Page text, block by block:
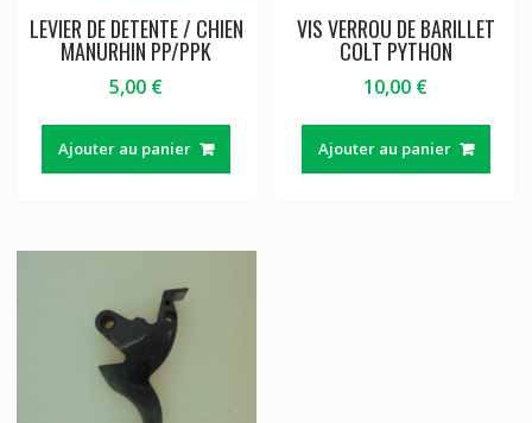
LEVIER DE DETENTE / CHIEN
MANURHIN PP/PPK
5,00 €
Ajouter au panier
VIS VERROU DE BARILLET
COLT PYTHON
10,00 €
Ajouter au panier